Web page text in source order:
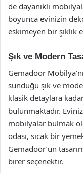
de dayanıklı
boyunca evinizin
eskimeyen bir şıklık
Şık ve Modern
Gemadoor
sunduğu şık ve
klasik detaylara
bulunmaktadır.
mobilyalar bulmak
odası, sıcak bir
Gemadoor’un
birer seçenektir.